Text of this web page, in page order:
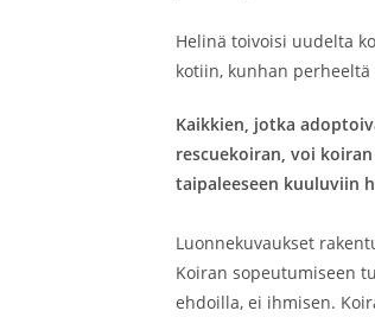
Helinä toivoisi uudelta
kotiin, kunhan
Kaikkien, jotka
rescuekoiran, voi
taipaleeseen kuuluviin
Luonnekuvaukset
Koiran sopeutumiseen
ehdoilla, ei ihmisen.